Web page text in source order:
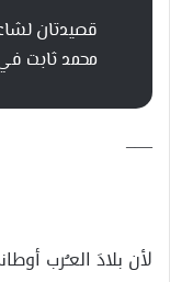
قصيدتان
محمد ثابت في
—–
لأن بلادَ العـُرب